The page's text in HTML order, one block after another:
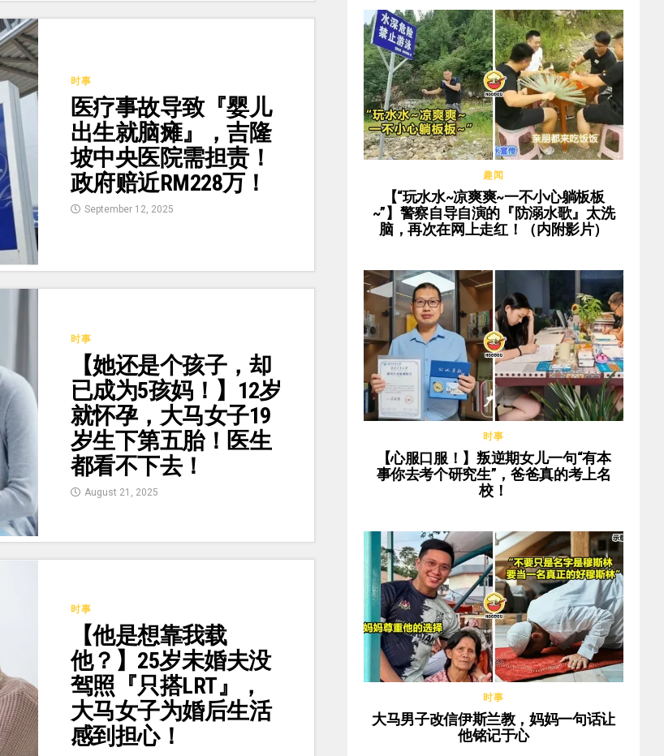
时事
医疗事故导致『婴儿
出生就脑瘫』，吉隆
坡中央医院需担责！
政府赔近RM228万！
September 12, 2025
时事
【她还是个孩子，却
已成为5孩妈！】12岁
就怀孕，大马女子19
岁生下第五胎！医生
都看不下去！
August 21, 2025
时事
【他是想靠我载
他？】25岁未婚夫没
驾照『只搭LRT』，
大马女子为婚后生活
感到担心！
趣闻
【“玩水水~凉爽爽~一不小心躺板板
~”】警察自导自演的『防溺水歌』太洗
脑，再次在网上走红！（内附影片）
时事
【心服口服！】叛逆期女儿一句“有本
事你去考个研究生”，爸爸真的考上名
校！
时事
大马男子改信伊斯兰教，妈妈一句话让
他铭记于心